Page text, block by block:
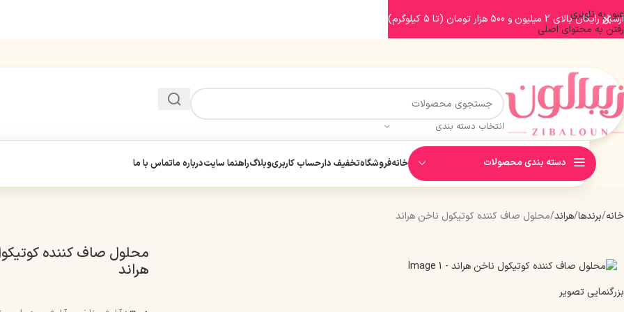
عبور به ناوبری
رفتن به محتوای اصلی
انتخاب دسته بندی
دسته بندی محصولات خانهفروشگاهتخفیف دارحساب کاربریوبلاگراهنما سایتدرباره ماتماس با ما
خانه برندها هراند محلول صاف کننده کوتیکول ناخن هراند
بزرگنمایی تصویر
محلول صاف کننده
هراند
ارسال رایگان بالای 2 میلیون و 500 هزار تومان (تا 5 کیلوگرم)